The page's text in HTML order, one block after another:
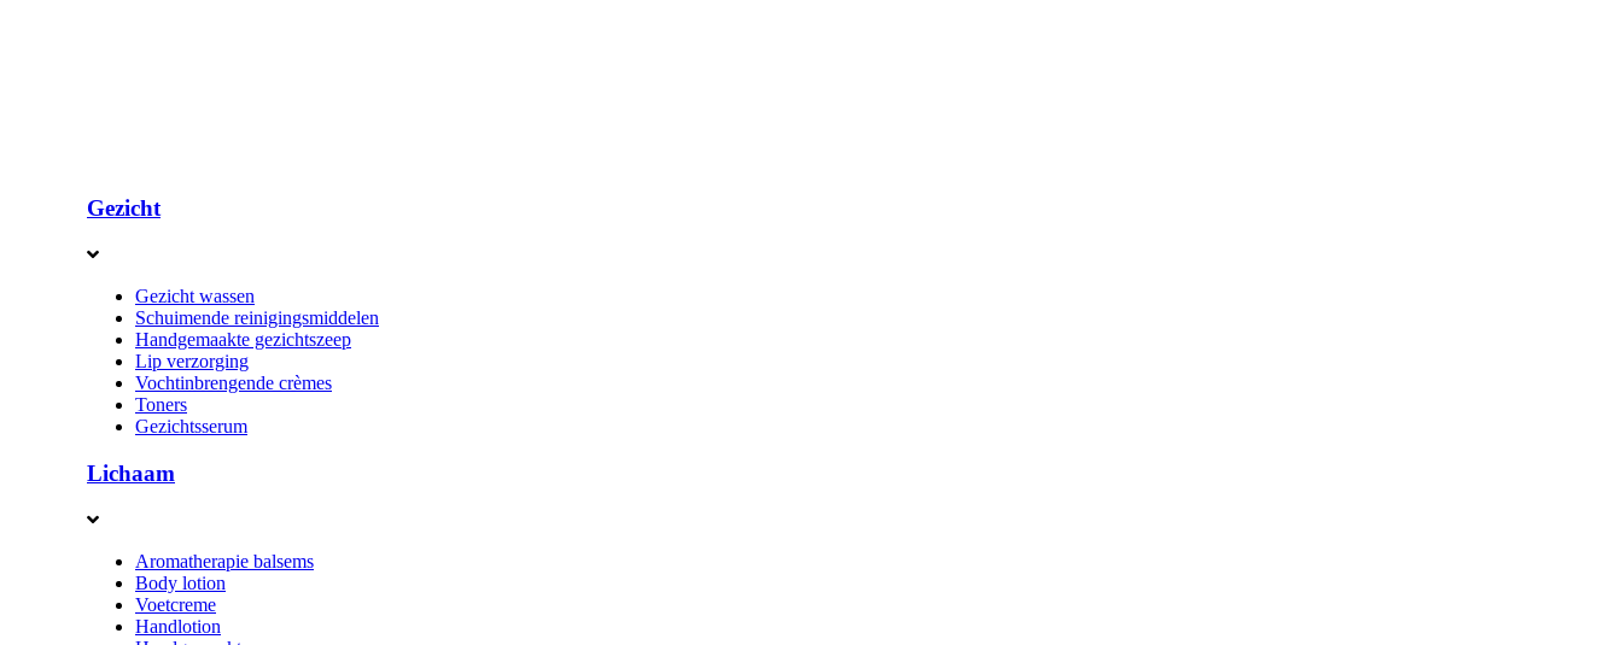
Gezicht
Gezicht wassen
Schuimende reinigingsmiddelen
Handgemaakte gezichtszeep
Lip verzorging
Vochtinbrengende crèmes
Toners
Gezichtsserum
Lichaam
Aromatherapie balsems
Body lotion
Voetcreme
Handlotion